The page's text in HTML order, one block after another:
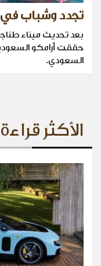
تجدد وشباب
بعد تحديث ميناء
حققت أرامكو
السعودي.
الأكثر قراءة